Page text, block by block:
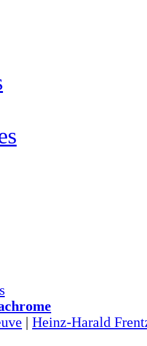
| Heinz-Harald